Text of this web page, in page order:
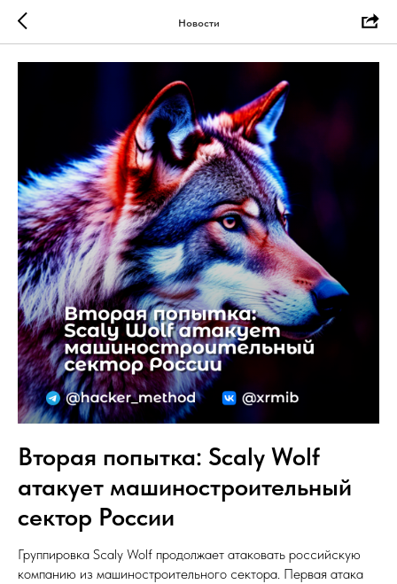
Новости
Вторая попытка: Scaly Wolf
атакует машиностроительный
сектор России
Группировка Scaly Wolf продолжает атаковать российскую
компанию из машиностроительного сектора. Первая атака